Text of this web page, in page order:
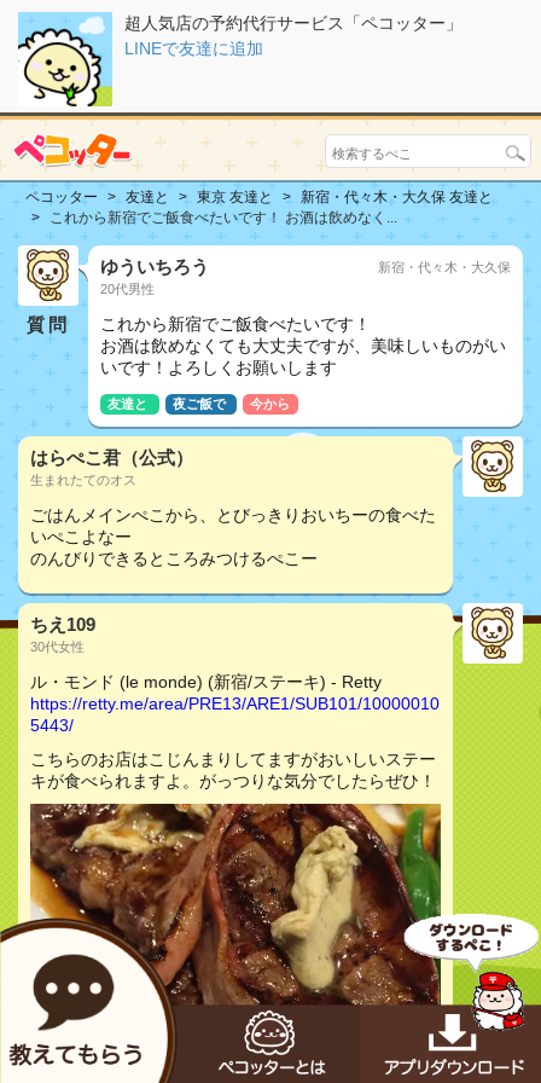
超人気店の予約代行サービス「ペコッター」
LINEで友達に追加
ペコッター 友達と 東京 友達と
新宿・代々木・大久保 友達と
これから新宿でご飯食べたいです！ お酒は飲めなく...
質問
ゆういちろう
20代男性
新宿・代々木・大久保
これから新宿でご飯食べたいです！
お酒は飲めなくても大丈夫ですが、美味しいものがい
いです！よろしくお願いします
友達と 夜ご飯で 今から
はらぺこ君（公式）
生まれたてのオス
ごはんメインぺこから、とびっきりおいちーの食べた
いぺこよなー
のんびりできるところみつけるぺこー
ちえ109
30代女性
ル・モンド (le monde) (新宿/ステーキ) - Retty
https://retty.me/area/PRE13/ARE1/SUB101/10000010
5443/
こちらのお店はこじんまりしてますがおいしいステー
キが食べられますよ。がっつりな気分でしたらぜひ！
お店をチェック